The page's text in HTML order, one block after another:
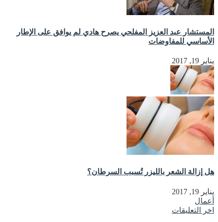
المستشار عبد العزيز المفلحي يصرح هادي لم يوافق على الإطار
الأساسي للمفاوضات
يناير 19, 2017
هل إزالة الشعر بالليزر تُسبب السرطان؟
يناير 19, 2017
أعمال
اخر التعليقات